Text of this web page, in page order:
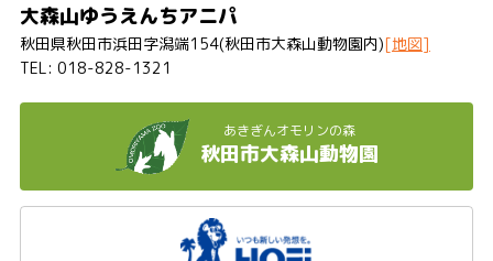
大森山ゆうえんちアニパ
秋田県秋田市浜田字潟端154(秋田市大森山動物園内)
018-828-1321
秋田市大森山動物園